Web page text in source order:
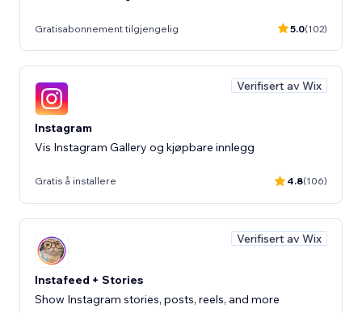
Gratisabonnement tilgjengelig 5.0(102)
Verifisert av Wix
Instagram
Vis Instagram Gallery og kjøpbare innlegg
Gratis å installere 4.8(106)
Verifisert av Wix
Instafeed + Stories
Show Instagram stories, posts, reels, and more